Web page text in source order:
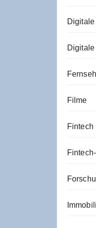
Filme
Fintech